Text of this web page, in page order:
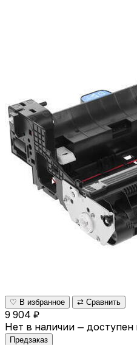
♡ В избранное ⇄ Сравнить
9 904 ₽
Нет в наличии — доступен
Предзаказ